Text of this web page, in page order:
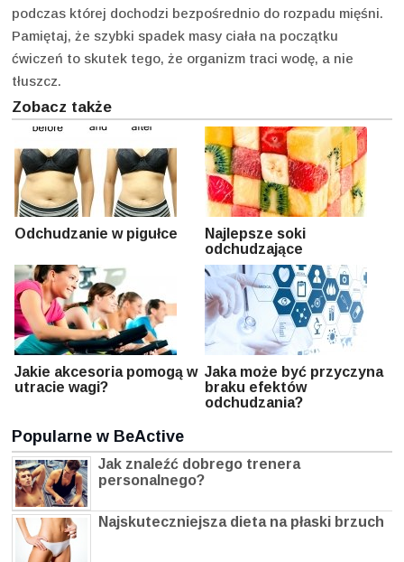
podczas której dochodzi bezpośrednio do rozpadu mięśni.
Pamiętaj, że szybki spadek masy ciała na początku
ćwiczeń to skutek tego, że organizm traci wodę, a nie
tłuszcz.
Zobacz także
Odchudzanie w pigułce
Najlepsze soki
odchudzające
Jakie akcesoria pomogą w
utracie wagi?
Jaka może być przyczyna
braku efektów
odchudzania?
Popularne w BeActive
Jak znaleźć dobrego trenera
personalnego?
Najskuteczniejsza dieta na płaski brzuch